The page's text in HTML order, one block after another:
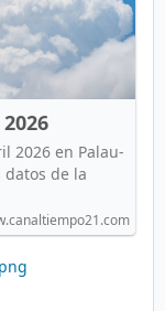
2026 en Palau-
datos de la